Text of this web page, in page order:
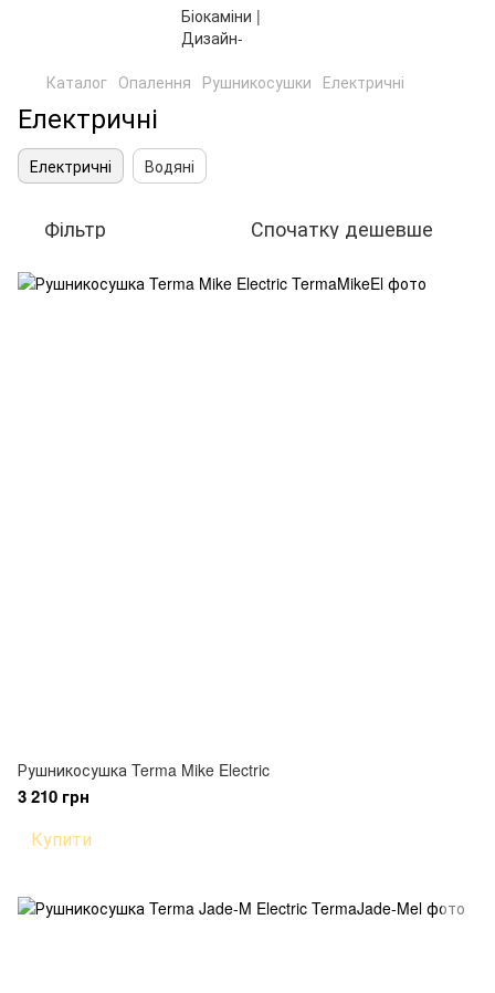
Каталог Опалення Рушникосушки Електричні
Електричні
Електричні Водяні
Фільтр Спочатку дешевше
Рушникосушка Terma Mike Electric
3 210 грн
Купити